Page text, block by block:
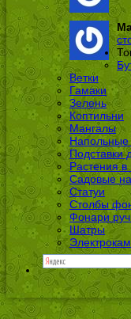
Ветки
Гамаки
Зелень
Коптильни
Мангалы
Подставки
Растения в
Садовые
Статуи
Столбы
Фонари
Шатры